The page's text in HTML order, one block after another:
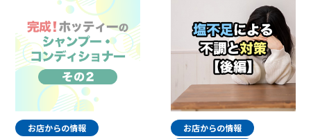
お店からの情報
お店からの情報